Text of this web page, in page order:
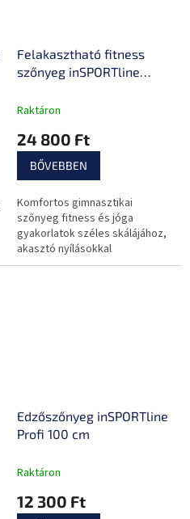
Felakasztható fitness
szőnyeg inSPORTline
Raktáron
24 800 Ft
BŐVEBBEN
Komfortos gimnasztikai
szőnyeg fitness és jóga
gyakorlatok széles skálájához,
akasztó nyílásokkal
Edzőszőnyeg inSPORTline
Profi 100 cm
Raktáron
12 300 Ft